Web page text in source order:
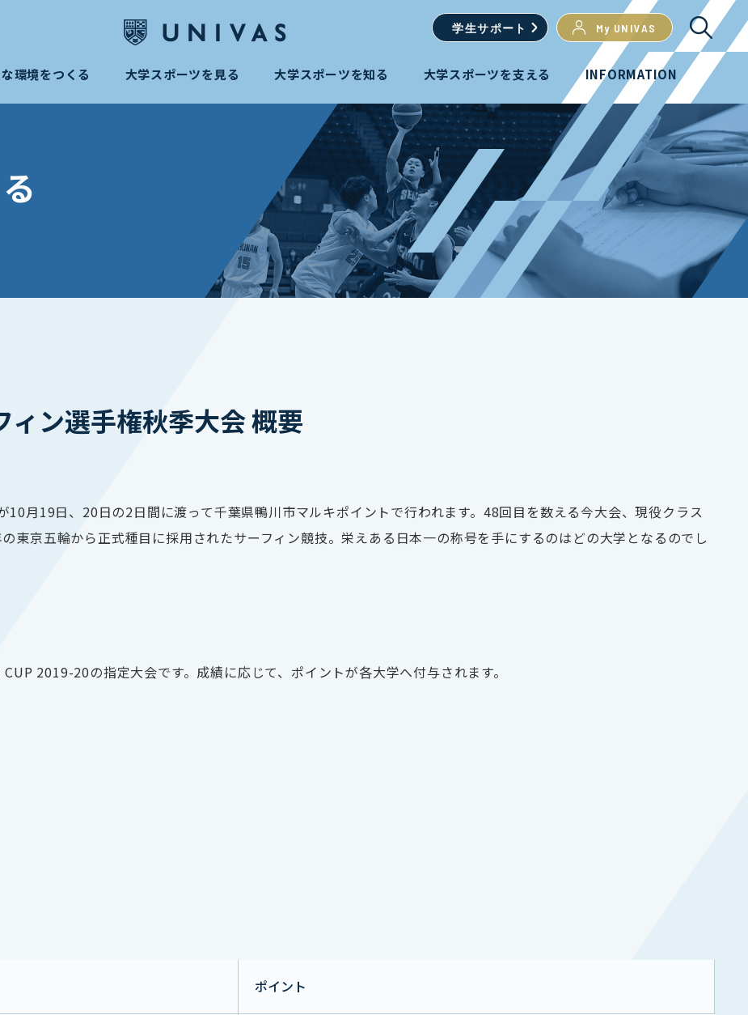
学生サポート My UNIVAS
環境をつくる 大学スポーツを見る 大学スポーツを知る 大学スポーツを支える INFORMATION
ィン選手権秋季大会 概要
10月19日、 20日の2日間に渡って千葉県鴨川市マルキポイントで行われます。 48回目を数える今大会、現役クラス
東京五輪から正式種目に採用されたサーフィン競技。栄えある日本一の称号を手にするのはどの大学となるのでし
CUP 2019-20の指定大会です。成績に応じて、ポイントが各大学へ付与されます。
ポイント